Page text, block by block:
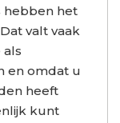
hebben het
valt vaak
en omdat u
heeft
kunt